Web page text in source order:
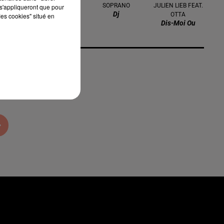
JUST
Turn The Lights
SOPRANO
Dj
JULIEN LIEB FEAT.
OTTA
Dis-Moi Ou
que pour
cookies" situé en